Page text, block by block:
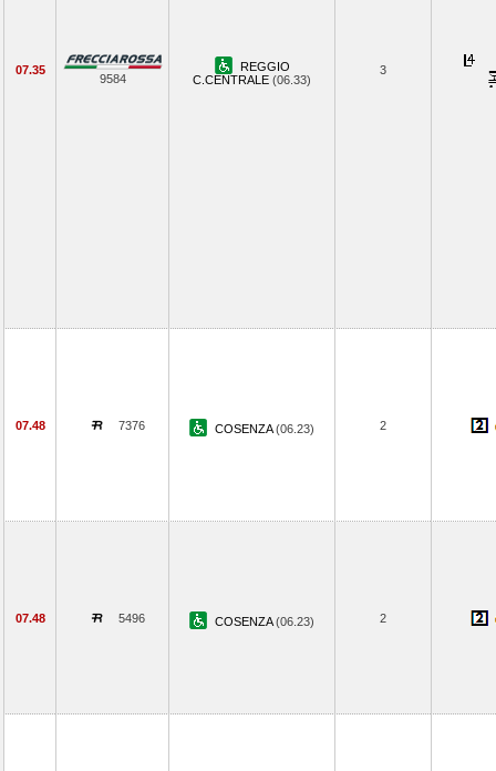
07.35
9584
REGGIO
C.CENTRALE (06.33)
3
07.48 7376 COSENZA(06.23) 2
07.48 5496 COSENZA(06.23) 2